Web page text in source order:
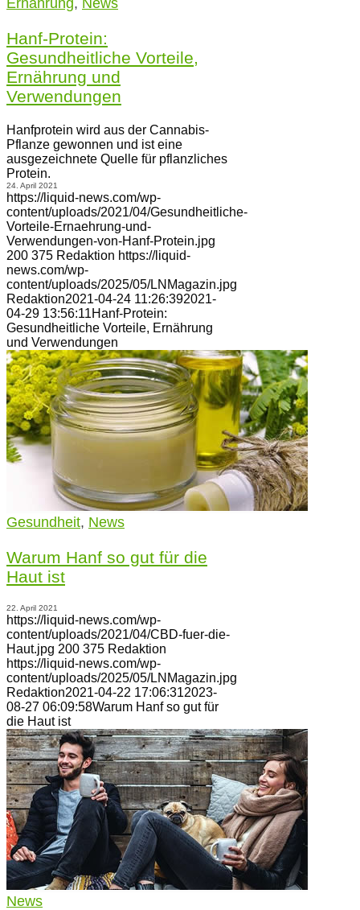
Ernährung, News
Hanf-Protein:
Gesundheitliche Vorteile,
Ernährung und
Verwendungen
Hanfprotein wird aus der Cannabis-
Pflanze gewonnen und ist eine
ausgezeichnete Quelle für pflanzliches
Protein.
24. April 2021
https://liquid-news.com/wp-
content/uploads/2021/04/Gesundheitliche-
Vorteile-Ernaehrung-und-
Verwendungen-von-Hanf-Protein.jpg
200 375 Redaktion https://liquid-
news.com/wp-
content/uploads/2025/05/LNMagazin.jpg
Redaktion2021-04-24 11:26:392021-
04-29 13:56:11Hanf-Protein:
Gesundheitliche Vorteile, Ernährung
und Verwendungen
Gesundheit, News
Warum Hanf so gut für die
Haut ist
22. April 2021
https://liquid-news.com/wp-
content/uploads/2021/04/CBD-fuer-die-
Haut.jpg 200 375 Redaktion
https://liquid-news.com/wp-
content/uploads/2025/05/LNMagazin.jpg
Redaktion2021-04-22 17:06:312023-
08-27 06:09:58Warum Hanf so gut für
die Haut ist
News